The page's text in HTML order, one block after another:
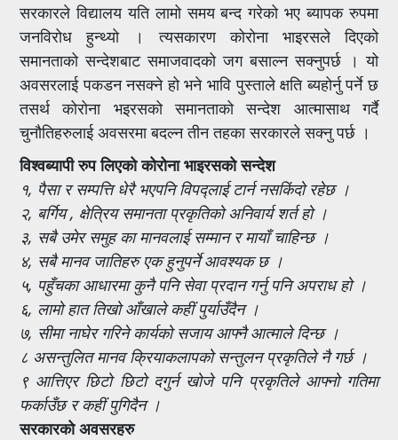
सरकारले विद्यालय यति लामो समय बन्द गरेको भए ब्यापक रुपमा
जनविरोध हुन्थ्यो । त्यसकारण कोरोना भाइरसले दिएको
समानताको सन्देशबाट समाजवादको जग बसाल्न सक्नुपर्छ । यो
अवसरलाई पकडन नसक्ने हो भने भावि पुस्ताले क्षति ब्यहोर्नु पर्ने छ
तसर्थ कोरोना भइरसको समानताको सन्देश आत्मासाथ गर्दै
चुनौतिहरुलाई अवसरमा बदल्न तीन तहका सरकारले सक्नु पर्छ ।
विश्वब्यापी रुप लिएको कोरोना भाइरसको सन्देश
१, पैसा र सम्पत्ति धेरै भएपनि विपद्लाई टार्न नसकिंदो रहेछ ।
२, बर्गिय , क्षेत्रिय समानता प्रकृतिको अनिवार्य शर्त हो ।
३, सबै उमेर समुह का मानवलाई सम्मान र मायाँ चाहिन्छ ।
४, सबै मानव जातिहरु एक हुनुपर्ने आवश्यक छ ।
५, पहुँचका आधारमा कुनै पनि सेवा प्रदान गर्नु पनि अपराध हो ।
६, लामो हात तिखो आँखाले कहीं पुर्याउँदैन ।
७, सीमा नाघेर गरिने कार्यको सजाय आफ्नै आत्माले दिन्छ ।
८ असन्तुलित मानव क्रियाकलापको सन्तुलन प्रकृतिले नै गर्छ ।
९ आत्तिएर छिटो छिटो दगुर्न खोजे पनि प्रकृतिले आफ्नो गतिमा
फर्काउँछ र कहीं पुगिदैन ।
सरकारको अवसरहरु